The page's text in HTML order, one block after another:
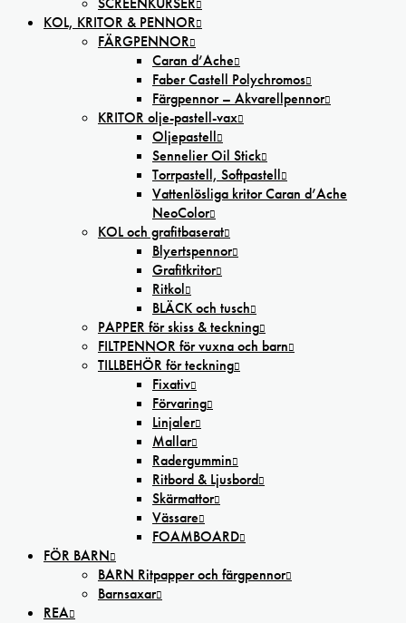
KOL, KRITOR & PENNOR
FÄRGPENNOR
Caran d’Ache
Faber Castell Polychromos
Färgpennor – Akvarellpennor
KRITOR olje-pastell-vax
Oljepastell
Sennelier Oil Stick
Torrpastell, Softpastell
Vattenlösliga kritor Caran d’Ache
NeoColor
KOL och grafitbaserat
Blyertspennor
Grafitkritor
Ritkol
BLÄCK och tusch
PAPPER för skiss & teckning
FILTPENNOR för vuxna och barn
TILLBEHÖR för teckning
Fixativ
Förvaring
Linjaler
Mallar
Radergummin
Ritbord & Ljusbord
Skärmattor
Vässare
FOAMBOARD
FÖR BARN
BARN Ritpapper och färgpennor
Barnsaxar
REA